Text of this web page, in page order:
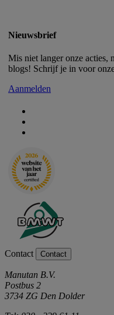
Nieuwsbrief
Mis niet langer onze acties,
blogs! Schrijf je in voor
Aanmelden
Contact Contact
Manutan B.V.
Postbus 2
3734 ZG Den Dolder